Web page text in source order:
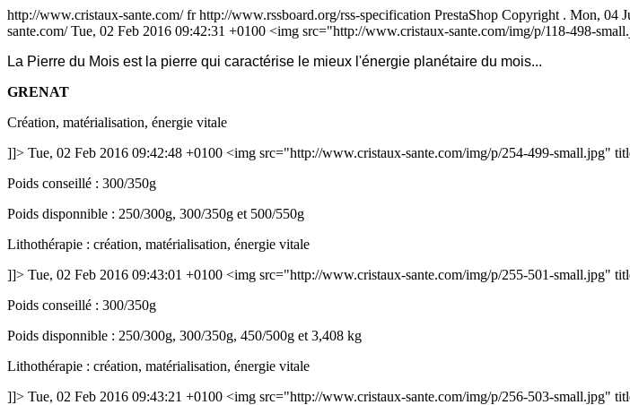
http://www.cristaux-sante.com/fr http://www.rssboard.org/rss-specification PrestaShop Copyright . Mon, 04
sante.com/Tue, 02 Feb 2016 09:42:31 +0100 <img src="http://www.cristaux-sante.com/img/p/118-498-
La Pierre du Mois est la pierre qui caractérise le mieux l'énergie planétaire du mois...
GRENAT
Création, matérialisation, énergie vitale
]]> Tue, 02 Feb 2016 09:42:48 +0100 <img src="http://www.cristaux-sante.com/img/p/254-499-small.jpg"
Poids conseillé : 300/350g
Poids disponnible : 250/300g, 300/350g et 500/550g
Lithothérapie : création, matérialisation, énergie vitale
]]> Tue, 02 Feb 2016 09:43:01 +0100 <img src="http://www.cristaux-sante.com/img/p/255-501-small.jpg"
Poids conseillé : 300/350g
Poids disponnible : 250/300g, 300/350g, 450/500g et 3,408 kg
Lithothérapie : création, matérialisation, énergie vitale
]]> Tue, 02 Feb 2016 09:43:21 +0100 <img src="http://www.cristaux-sante.com/img/p/256-503-small.jpg"